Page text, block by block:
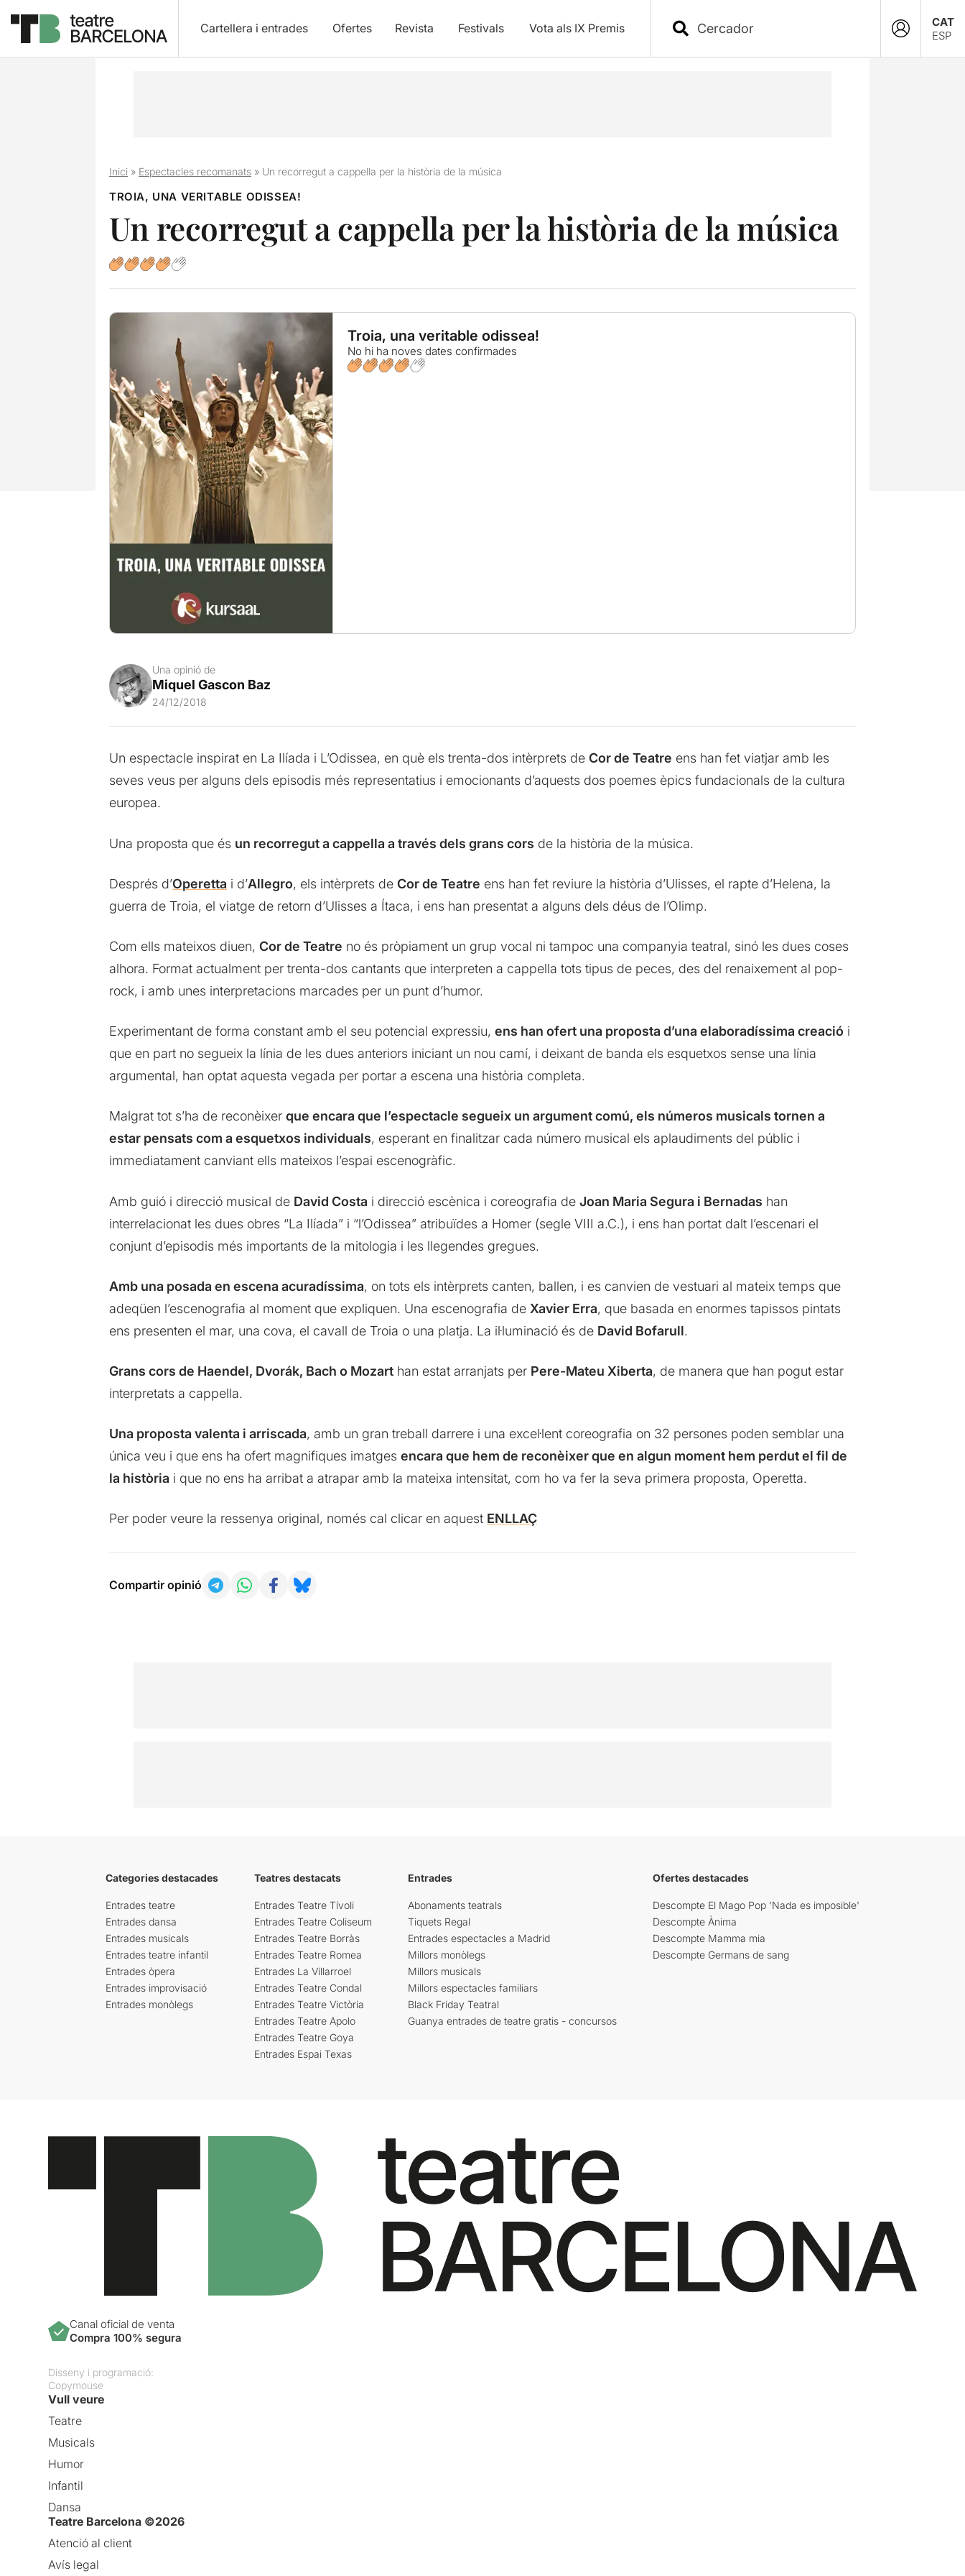
Cartellera i entrades Ofertes Revista Festivals Vota als IX Premis
CAT
ESP
Inici» Espectacles recomanats» Un recorregut a cappella per la història de la música
TROIA, UNA VERITABLE ODISSEA!
Un recorregut a cappella per la història de la música
Troia, una veritable odissea!
No hi ha noves dates confirmades
Una opinió de
Miquel Gascon Baz
24/12/2018
Un espectacle inspirat en La Ilíada i L’Odissea, en què els trenta-dos intèrprets de Cor de Teatre ens han fet viatjar amb les
seves veus per alguns dels episodis més representatius i emocionants d’aquests dos poemes èpics fundacionals de la cultura
europea.
Una proposta que és un recorregut a cappella a través dels grans cors de la història de la música.
Després d’Operetta i d’Allegro, els intèrprets de Cor de Teatre ens han fet reviure la història d’Ulisses, el rapte d’Helena, la
guerra de Troia, el viatge de retorn d’Ulisses a Ítaca, i ens han presentat a alguns dels déus de l’Olimp.
Com ells mateixos diuen, Cor de Teatre no és pròpiament un grup vocal ni tampoc una companyia teatral, sinó les dues coses
alhora. Format actualment per trenta-dos cantants que interpreten a cappella tots tipus de peces, des del renaixement al pop-
rock, i amb unes interpretacions marcades per un punt d’humor.
Experimentant de forma constant amb el seu potencial expressiu, ens han ofert una proposta d’una elaboradíssima creació i
que en part no segueix la línia de les dues anteriors iniciant un nou camí, i deixant de banda els esquetxos sense una línia
argumental, han optat aquesta vegada per portar a escena una història completa.
Malgrat tot s’ha de reconèixer que encara que l’espectacle segueix un argument comú, els números musicals tornen a
estar pensats com a esquetxos individuals, esperant en finalitzar cada número musical els aplaudiments del públic i
immediatament canviant ells mateixos l’espai escenogràfic.
Amb guió i direcció musical de David Costa i direcció escènica i coreografia de Joan Maria Segura i Bernadas han
interrelacionat les dues obres “La Ilíada” i “l’Odissea” atribuïdes a Homer (segle VIII a.C.), i ens han portat dalt l’escenari el
conjunt d’episodis més importants de la mitologia i les llegendes gregues.
Amb una posada en escena acuradíssima, on tots els intèrprets canten, ballen, i es canvien de vestuari al mateix temps que
adeqüen l’escenografia al moment que expliquen. Una escenografia de Xavier Erra, que basada en enormes tapissos pintats
ens presenten el mar, una cova, el cavall de Troia o una platja. La il·luminació és de David Bofarull.
Grans cors de Haendel, Dvorák, Bach o Mozarthan estat arranjats per Pere-Mateu Xiberta, de manera que han pogut estar
interpretats a cappella.
Una proposta valenta i arriscada, amb un gran treball darrere i una excel·lent coreografia on 32 persones poden semblar una
única veu i que ens ha ofert magnifiques imatges encara que hem de reconèixer que en algun moment hem perdut el fil de
la història i que no ens ha arribat a atrapar amb la mateixa intensitat, com ho va fer la seva primera proposta, Operetta.
Per poder veure la ressenya original, només cal clicar en aquest ENLLAÇ
Compartir opinió
Categories destacades
Entrades teatre
Entrades dansa
Entrades musicals
Entrades teatre infantil
Entrades òpera
Entrades improvisació
Entrades monòlegs
Teatres destacats
Entrades Teatre Tívoli
Entrades Teatre Coliseum
Entrades Teatre Borràs
Entrades Teatre Romea
Entrades La Villarroel
Entrades Teatre Condal
Entrades Teatre Victòria
Entrades Teatre Apolo
Entrades Teatre Goya
Entrades Espai Texas
Entrades
Abonaments teatrals
Tiquets Regal
Entrades espectacles a Madrid
Millors monòlegs
Millors musicals
Millors espectacles familiars
Black Friday Teatral
Guanya entrades de teatre gratis - concursos
Ofertes destacades
Descompte El Mago Pop 'Nada es imposible'
Descompte Ànima
Descompte Mamma mia
Descompte Germans de sang
Canal oficial de venta
Compra 100% segura
Disseny i programació:
Copymouse
Vull veure
Teatre
Musicals
Humor
Infantil
Dansa
Teatre Barcelona ©2026
Atenció al client
Avís legal